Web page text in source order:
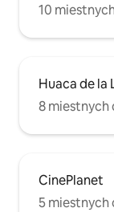
10
Huaca de la
8 miestnych
CinePlanet
5 miestnych